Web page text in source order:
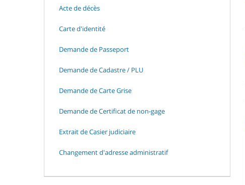
Acte de décès
Carte d'identité
Demande de Passeport
Demande de Cadastre / PLU
Demande de Carte Grise
Demande de Certificat de non-gage
Extrait de Casier judiciaire
Changement d'adresse administratif